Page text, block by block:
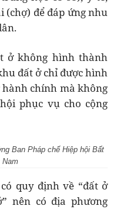
(chợ) để đáp ứng nhu
ở không hình thành
đất ở chỉ được hình
chính mà không
phục vụ cho cộng
Ban Pháp chế Hiệp hội Bất
Nam
quy định về “đất ở
nên có địa phương